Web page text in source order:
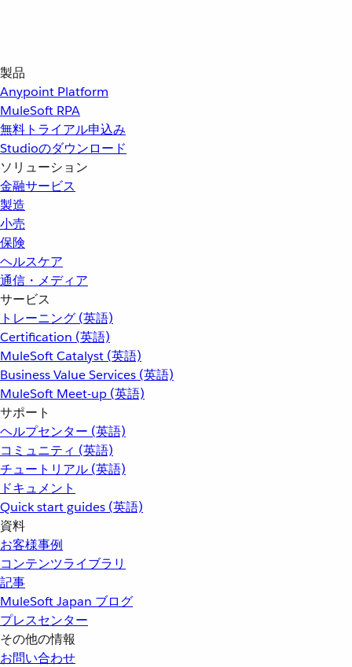
製品
Anypoint Platform
MuleSoft RPA
無料トライアル申込み
Studioのダウンロード
ソリューション
金融サービス
製造
小売
保険
ヘルスケア
通信・メディア
サービス
トレーニング (英語)
Certification (英語)
MuleSoft Catalyst (英語)
Business Value Services (英語)
MuleSoft Meet-up (英語)
サポート
ヘルプセンター (英語)
コミュニティ (英語)
チュートリアル (英語)
ドキュメント
Quick start guides (英語)
資料
お客様事例
コンテンツライブラリ
記事
MuleSoft Japan ブログ
プレスセンター
その他の情報
お問い合わせ